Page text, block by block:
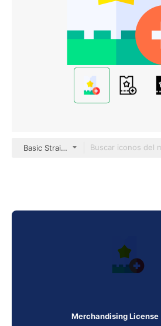
Basic Straight Flat
Merchandising License